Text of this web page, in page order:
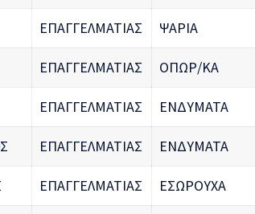
ΕΠΑΓΓΕΛΜΑΤΙΑΣ ΨΑΡΙΑ
ΕΠΑΓΓΕΛΜΑΤΙΑΣ ΟΠΩΡ/ΚΑ
ΕΠΑΓΓΕΛΜΑΤΙΑΣ ΕΝΔΥΜΑΤΑ
ΕΠΑΓΓΕΛΜΑΤΙΑΣ ΕΝΔΥΜΑΤΑ
ΕΠΑΓΓΕΛΜΑΤΙΑΣ ΕΣΩΡΟΥΧΑ